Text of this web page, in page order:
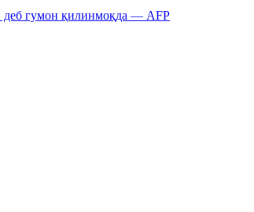
деб гумон қилинмоқда — AFP